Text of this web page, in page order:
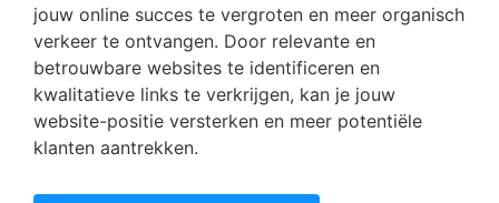
jouw online succes te vergroten en meer organisch
verkeer te ontvangen. Door relevante en
betrouwbare websites te identificeren en
kwalitatieve links te verkrijgen, kan je jouw
website-positie versterken en meer potentiële
klanten aantrekken.